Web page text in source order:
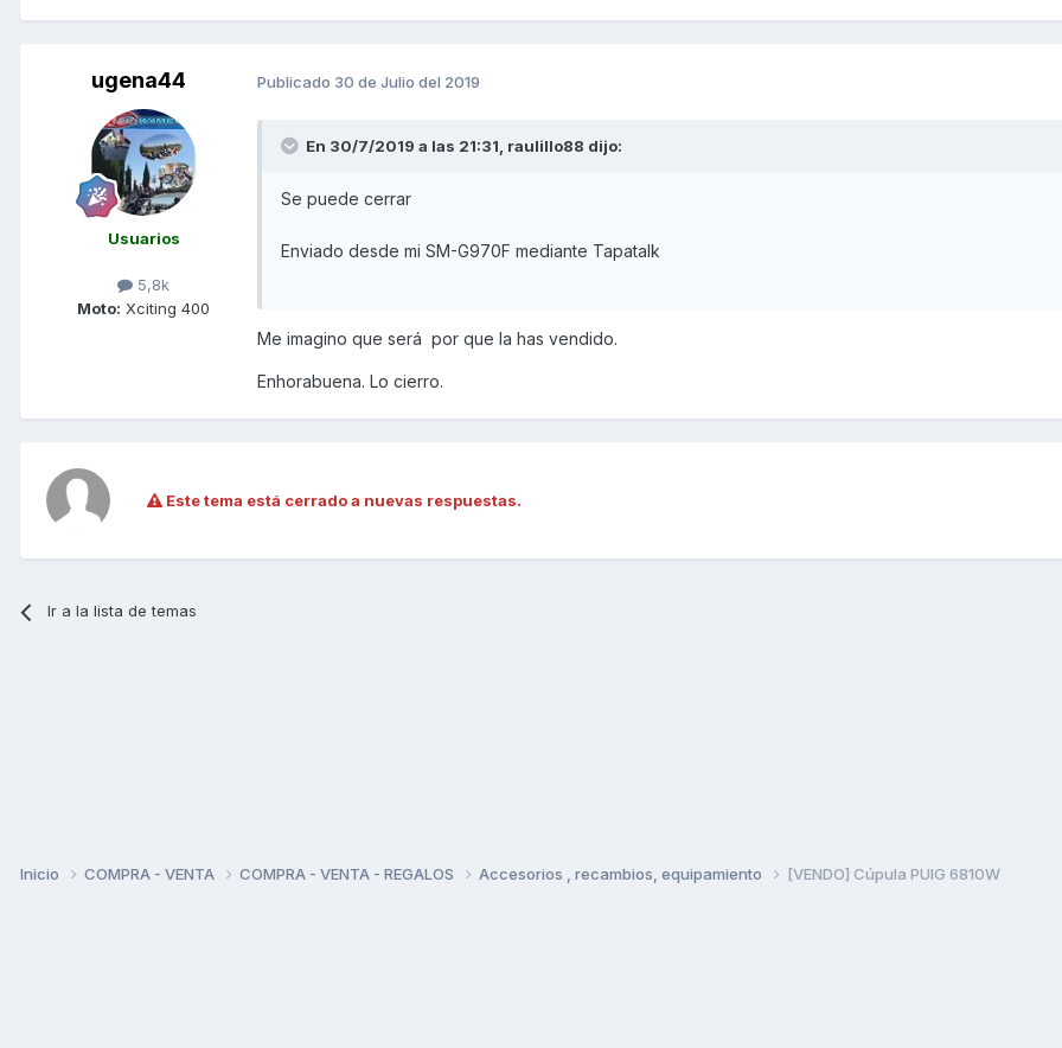
ugena44
Usuarios
5,8k
Moto: Xciting 400
Publicado 30 de Julio del 2019
En 30/7/2019 a las 21:31, raulillo88 dijo:
Se puede cerrar
Enviado desde mi SM-G970F mediante Tapatalk
Me imagino que será por que la has vendido.
Enhorabuena. Lo cierro.
Este tema está cerrado a nuevas respuestas.
Ir a la lista de temas
Inicio COMPRA - VENTA COMPRA - VENTA - REGALOS Accesorios , recambios, equipamiento [VENDO] Cúpula PUIG 6810W